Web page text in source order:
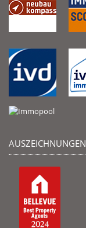
AUSZEICHNUNGEN